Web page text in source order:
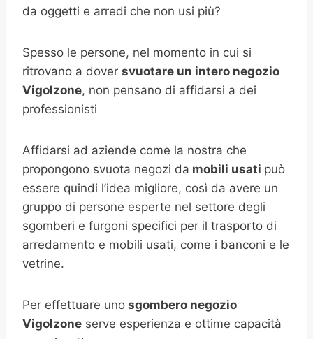
da oggetti e arredi che non usi più?
Spesso le persone, nel momento in cui si
ritrovano a dover svuotare un intero negozio
Vigolzone, non pensano di affidarsi a dei
professionisti
Affidarsi ad aziende come la nostra che
propongono svuota negozi da mobili usati può
essere quindi l’idea migliore, così da avere un
gruppo di persone esperte nel settore degli
sgomberi e furgoni specifici per il trasporto di
arredamento e mobili usati, come i banconi e le
vetrine.
Per effettuare uno sgombero negozio
Vigolzone serve esperienza e ottime capacità